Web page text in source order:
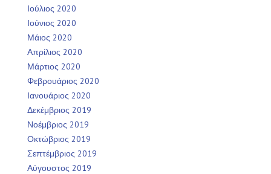
Ιούλιος 2020
Ιούνιος 2020
Μάιος 2020
Απρίλιος 2020
Μάρτιος 2020
Φεβρουάριος 2020
Ιανουάριος 2020
Δεκέμβριος 2019
Νοέμβριος 2019
Οκτώβριος 2019
Σεπτέμβριος 2019
Αύγουστος 2019